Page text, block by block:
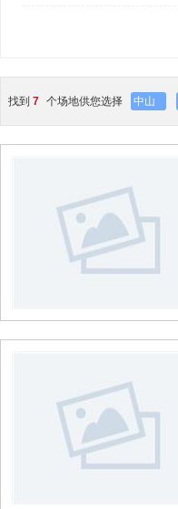
找到 7 个场地供您选择 中山